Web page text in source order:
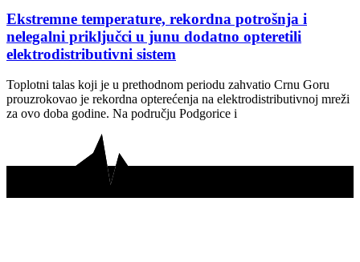
Ekstremne temperature, rekordna potrošnja i
nelegalni priključci u junu dodatno opteretili
elektrodistributivni sistem
Toplotni talas koji je u prethodnom periodu zahvatio Crnu Goru
prouzrokovao je rekordna opterećenja na elektrodistributivnoj mreži
za ovo doba godine. Na području Podgorice i